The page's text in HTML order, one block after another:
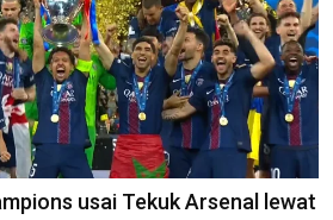
usai Tekuk Arsenal lewat